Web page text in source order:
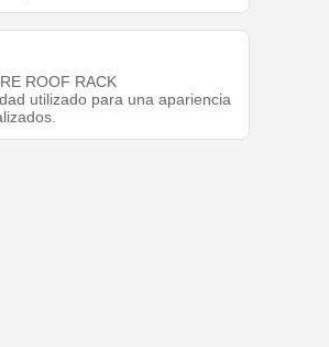
ROOF RACK
utilizado para una apariencia